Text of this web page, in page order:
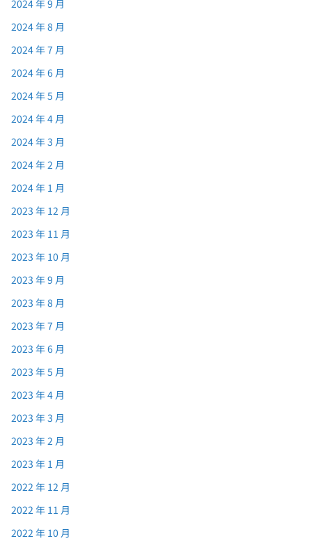
2024 年 9 月
2024 年 8 月
2024 年 7 月
2024 年 6 月
2024 年 5 月
2024 年 4 月
2024 年 3 月
2024 年 2 月
2024 年 1 月
2023 年 12 月
2023 年 11 月
2023 年 10 月
2023 年 9 月
2023 年 8 月
2023 年 7 月
2023 年 6 月
2023 年 5 月
2023 年 4 月
2023 年 3 月
2023 年 2 月
2023 年 1 月
2022 年 12 月
2022 年 11 月
2022 年 10 月